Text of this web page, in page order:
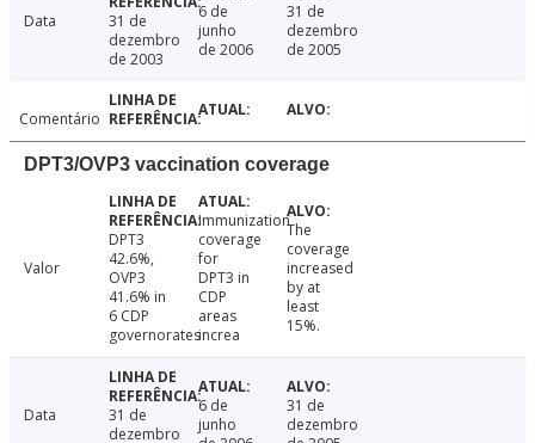
Data
31 de
dezembro
de 2003
6 de
junho
de 2006
31 de
dezembro
de 2005
Comentário
DPT3/OVP3 vaccination coverage
Valor
DPT3
42.6%,
OVP3
41.6% in
6 CDP
governorates
Immunization
coverage
for
DPT3 in
CDP
areas
increa
The
coverage
increased
by at
least
15%.
Data
31 de
dezembro
6 de
junho
31 de
dezembro